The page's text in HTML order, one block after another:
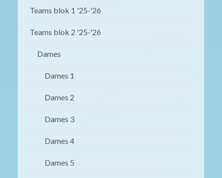
Teams blok 1 '25-'26
Teams blok 2 '25-'26
Dames
Dames 1
Dames 2
Dames 3
Dames 4
Dames 5